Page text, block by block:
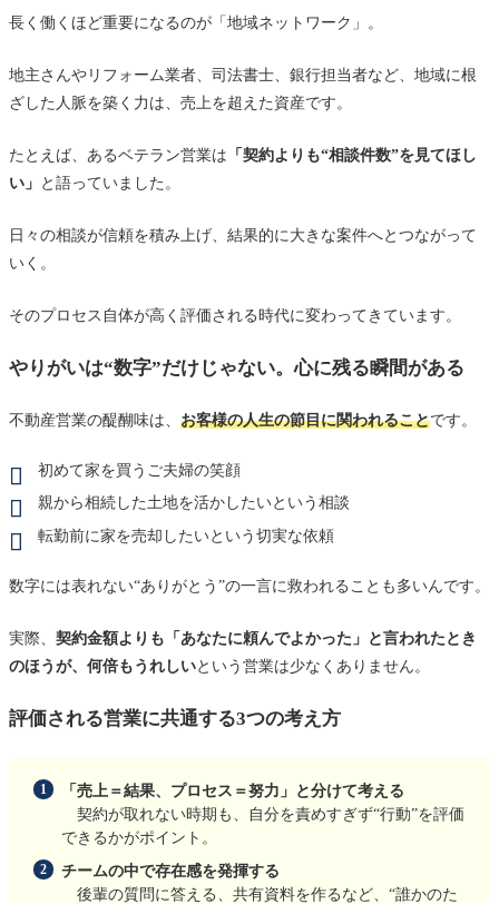
長く働くほど重要になるのが「地域ネットワーク」。
地主さんやリフォーム業者、司法書士、銀行担当者など、地域に根
ざした人脈を築く力は、売上を超えた資産です。
たとえば、あるベテラン営業は 「契約よりも“相談件数”を見てほし
い」 と語っていました。
日々の相談が信頼を積み上げ、結果的に大きな案件へとつながって
いく。
そのプロセス自体が高く評価される時代に変わってきています。
やりがいは“数字”だけじゃない。心に残る瞬間がある
不動産営業の醍醐味は、 お客様の人生の節目に関われることです。
初めて家を買うご夫婦の笑顔
親から相続した土地を活かしたいという相談
転勤前に家を売却したいという切実な依頼
数字には表れない“ありがとう”の一言に救われることも多いんです。
実際、 契約金額よりも「あなたに頼んでよかった」と言われたとき
のほうが、何倍もうれしいという営業は少なくありません。
評価される営業に共通する3つの考え方
「売上＝結果、プロセス＝努力」と分けて考える
契約が取れない時期も、自分を責めすぎず“行動”を評価
できるかがポイント。
チームの中で存在感を発揮する
後輩の質問に答える、共有資料を作るなど、“誰かのた